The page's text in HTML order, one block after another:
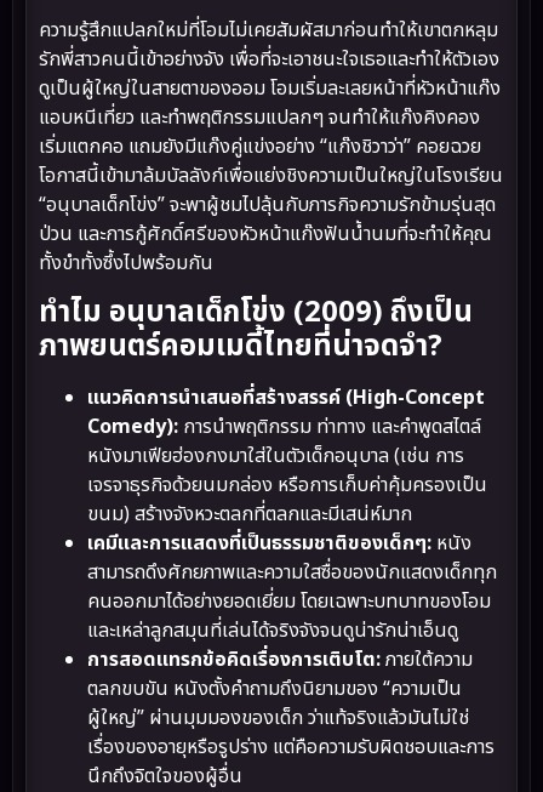
ความรู้สึกแปลกใหม่ที่โอมไม่เคยสัมผัสมาก่อนทำให้เขาตกหลุม
รักพี่สาวคนนี้เข้าอย่างจัง เพื่อที่จะเอาชนะใจเธอและทำให้ตัวเอง
ดูเป็นผู้ใหญ่ในสายตาของออม โอมเริ่มละเลยหน้าที่หัวหน้าแก๊ง
แอบหนีเที่ยว และทำพฤติกรรมแปลกๆ จนทำให้แก๊งคิงคอง
เริ่มแตกคอ แถมยังมีแก๊งคู่แข่งอย่าง “แก๊งชิวาว่า” คอยฉวย
โอกาสนี้เข้ามาล้มบัลลังก์เพื่อแย่งชิงความเป็นใหญ่ในโรงเรียน
“อนุบาลเด็กโข่ง” จะพาผู้ชมไปลุ้นกับภารกิจความรักข้ามรุ่นสุด
ป่วน และการกู้ศักดิ์ศรีของหัวหน้าแก๊งฟันน้ำนมที่จะทำให้คุณ
ทั้งขำทั้งซึ้งไปพร้อมกัน
ทำไม อนุบาลเด็กโข่ง (2009) ถึงเป็น
ภาพยนตร์คอมเมดี้ไทยที่น่าจดจำ?
แนวคิดการนำเสนอที่สร้างสรรค์ (High-Concept
Comedy): การนำพฤติกรรม ท่าทาง และคำพูดสไตล์
หนังมาเฟียฮ่องกงมาใส่ในตัวเด็กอนุบาล (เช่น การ
เจรจาธุรกิจด้วยนมกล่อง หรือการเก็บค่าคุ้มครองเป็น
ขนม) สร้างจังหวะตลกที่ตลกและมีเสน่ห์มาก
เคมีและการแสดงที่เป็นธรรมชาติของเด็กๆ: หนัง
สามารถดึงศักยภาพและความใสซื่อของนักแสดงเด็กทุก
คนออกมาได้อย่างยอดเยี่ยม โดยเฉพาะบทบาทของโอม
และเหล่าลูกสมุนที่เล่นได้จริงจังจนดูน่ารักน่าเอ็นดู
การสอดแทรกข้อคิดเรื่องการเติบโต:ภายใต้ความ
ตลกขบขัน หนังตั้งคำถามถึงนิยามของ “ความเป็น
ผู้ใหญ่” ผ่านมุมมองของเด็ก ว่าแท้จริงแล้วมันไม่ใช่
เรื่องของอายุหรือรูปร่าง แต่คือความรับผิดชอบและการ
นึกถึงจิตใจของผู้อื่น